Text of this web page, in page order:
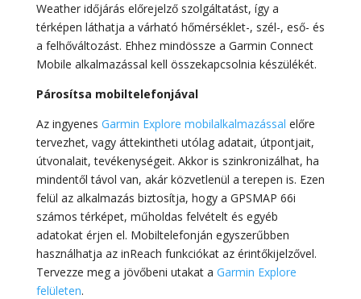
Weather időjárás előrejelző szolgáltatást, így a
térképen láthatja a várható hőmérséklet-, szél-, eső- és
a felhőváltozást. Ehhez mindössze a Garmin Connect
Mobile alkalmazással kell összekapcsolnia készülékét.
Párosítsa mobiltelefonjával
Az ingyenes Garmin Explore mobilalkalmazással előre
tervezhet, vagy áttekintheti utólag adatait, útpontjait,
útvonalait, tevékenységeit. Akkor is szinkronizálhat, ha
mindentől távol van, akár közvetlenül a terepen is. Ezen
felül az alkalmazás biztosítja, hogy a GPSMAP 66i
számos térképet, műholdas felvételt és egyéb
adatokat érjen el. Mobiltelefonján egyszerűbben
használhatja az inReach funkciókat az érintőkijelzővel.
Tervezze meg a jövőbeni utakat a Garmin Explore
felületen.